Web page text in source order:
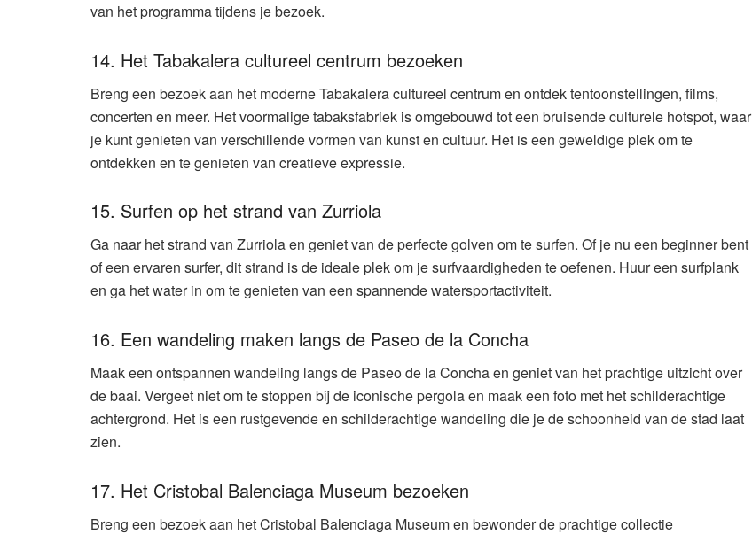
van het programma tijdens je bezoek.
14. Het Tabakalera cultureel centrum bezoeken
Breng een bezoek aan het moderne Tabakalera cultureel centrum en ontdek tentoonstellingen, films,
concerten en meer. Het voormalige tabaksfabriek is omgebouwd tot een bruisende culturele hotspot, waar
je kunt genieten van verschillende vormen van kunst en cultuur. Het is een geweldige plek om te
ontdekken en te genieten van creatieve expressie.
15. Surfen op het strand van Zurriola
Ga naar het strand van Zurriola en geniet van de perfecte golven om te surfen. Of je nu een beginner bent
of een ervaren surfer, dit strand is de ideale plek om je surfvaardigheden te oefenen. Huur een surfplank
en ga het water in om te genieten van een spannende watersportactiviteit.
16. Een wandeling maken langs de Paseo de la Concha
Maak een ontspannen wandeling langs de Paseo de la Concha en geniet van het prachtige uitzicht over
de baai. Vergeet niet om te stoppen bij de iconische pergola en maak een foto met het schilderachtige
achtergrond. Het is een rustgevende en schilderachtige wandeling die je de schoonheid van de stad laat
zien.
17. Het Cristobal Balenciaga Museum bezoeken
Breng een bezoek aan het Cristobal Balenciaga Museum en bewonder de prachtige collectie